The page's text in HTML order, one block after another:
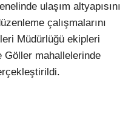
TikTok
Pinterest
ulaşım altyapısını
çalışmalarını
Müdürlüğü ekipleri
Göller mahallelerinde